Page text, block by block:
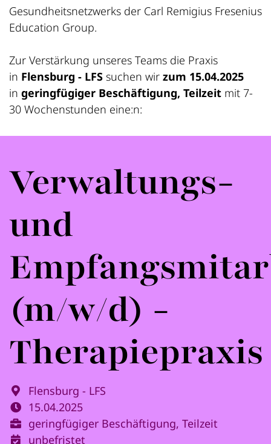
Verwaltungs-
und
(m/w/d) -
Therapiepraxis
Flensburg - LFS
15.04.2025
geringfügiger Beschäftigung, Teilzeit
unbefristet
Gesundheitsnetzwerks der Carl Remigius Fresenius
Education Group.
Zur Verstärkung unseres Teams die Praxis
in Flensburg - LFS suchen wir zum 15.04.2025
in geringfügiger Beschäftigung, Teilzeit mit 7-
30 Wochenstunden eine:n: